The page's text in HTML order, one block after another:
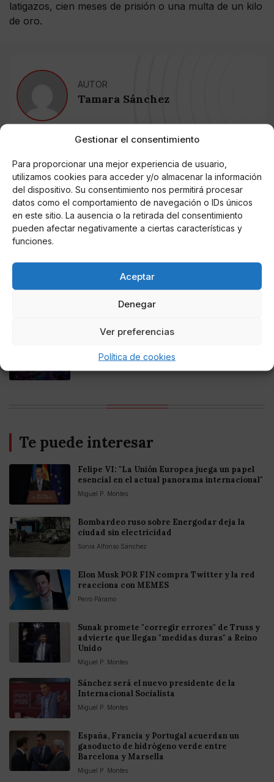
Gestionar el consentimiento
Para proporcionar una mejor experiencia de usuario,
utilizamos cookies para acceder y/o almacenar la información
del dispositivo. Su consentimiento nos permitirá procesar
datos como el comportamiento de navegación o IDs únicos
en este sitio. La ausencia o la retirada del consentimiento
pueden afectar negativamente a ciertas características y
funciones.
Aceptar
Denegar
Ver preferencias
Política de cookies
latigazos, cien meses de prisión o una multa de un kilo
de oro.
AUTOR
Tamara Sánchez
Online Casino
Mejores Cripto Casinos Online en
Colombia 2025: Bitcoin Casinos
Online Casino
Online Casino
Mejores casinos online con
criptomonedas y Bitcoin en México 2025
Fortnite regresa para iOS en la Unión
Europea
Te puede interesar
Felipe VI: "La Unión Europea juega un papel
esencial en el actual panorama internacional"
Miguel P. Montes
Bombardeo ruso sobre Energodar deja la
ciudad sin electricidad
Sonia Alfonso Sánchez
Elon Musk POR FIN compra Twitter y la red
reacciona con MEMES
Perro Páramo
Sunak promete "corregir errores" de Truss y
advierte que llegan "medidas duras" a Reino
Unido
Miguel P. Montes
Sánchez será el nuevo presidente de la
Internacional Socialista
Miguel P. Montes
España, Francia y Portugal acuerdan un
gasoducto de hidrógeno verde entre
Barcelona y Marsella
Miguel P. Montes